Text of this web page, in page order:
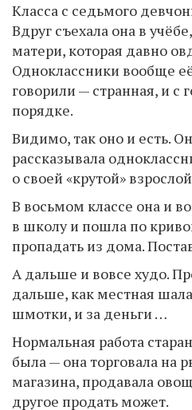
Класса с седьмого
Вдруг съехала она в
матери, которая давно
Одноклассники вообще
говорили — странная, и с
порядке.
Видимо, так оно и есть.
рассказывала
о своей «крутой»
В восьмом классе она и
в школу и пошла по
пропадать из дома.
А дальше и вовсе худо.
дальше, как местная
шмотки, и за деньги …
Нормальная работа
была — она торговала на
магазина, продавала
другое продать может.